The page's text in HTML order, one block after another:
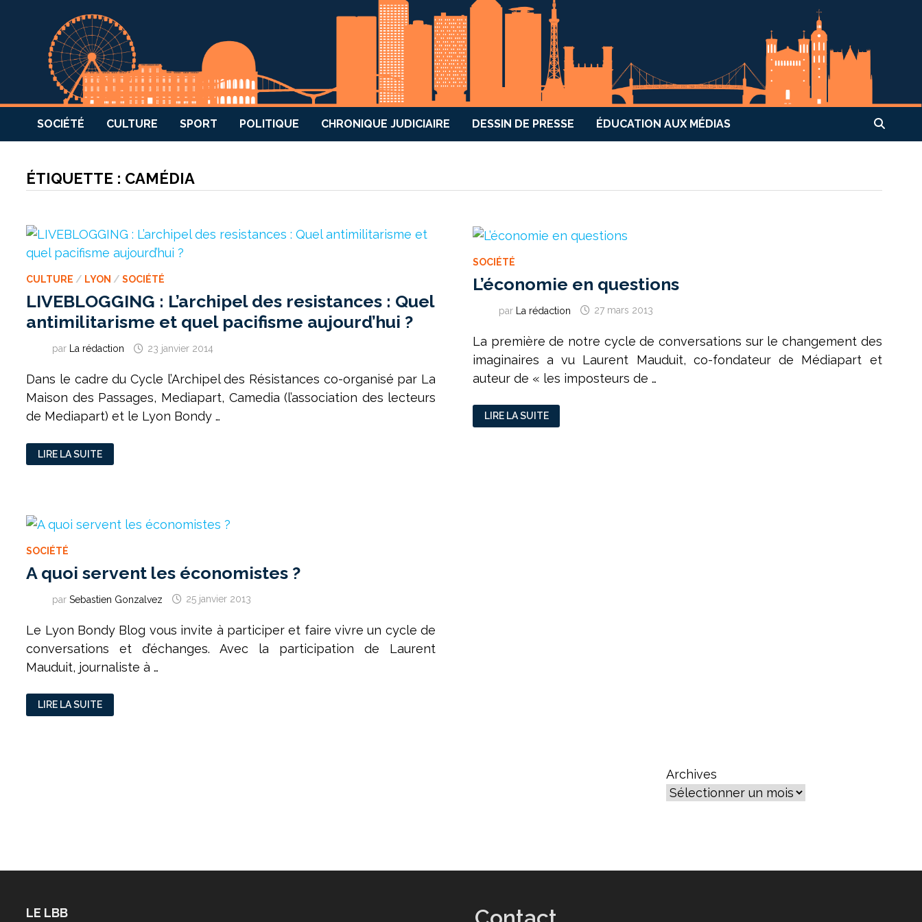
SOCIÉTÉ CULTURE SPORT POLITIQUE CHRONIQUE JUDICIAIRE DESSIN DE PRESSE ÉDUCATION AUX MÉDIAS
ÉTIQUETTE : CAMÉDIA
CULTURE / LYON /SOCIÉTÉ
LIVEBLOGGING : L’archipel des resistances : Quel
antimilitarisme et quel pacifisme aujourd’hui ?
par La rédaction 23 janvier 2014
Dans le cadre du Cycle l’Archipel des Résistances co-organisé par La
Maison des Passages, Mediapart, Camedia (l’association des lecteurs
de Mediapart) et le Lyon Bondy …
LIVEBLOGGING
:
L’ARCHIPEL
ET
QUEL
PACIFISME
AUJOURD’HUI
LIRE LA SUITE
SOCIÉTÉ
L’économie en questions
par La rédaction 27 mars 2013
La première de notre cycle de conversations sur le changement des
imaginaires a vu Laurent Mauduit, co-fondateur de Médiapart et
auteur de « les imposteurs de …
L’ÉCONOMIE
EN
QUESTIONS
LIRE LA SUITE
SOCIÉTÉ
A quoi servent les économistes ?
parSebastien Gonzalvez 25 janvier 2013
Le Lyon Bondy Blog vous invite à participer et faire vivre un cycle de
conversations et d’échanges. Avec la participation de Laurent
Mauduit, journaliste à …
A
QUOI
SERVENT
LIRE LA SUITE
Archives
LE LBB